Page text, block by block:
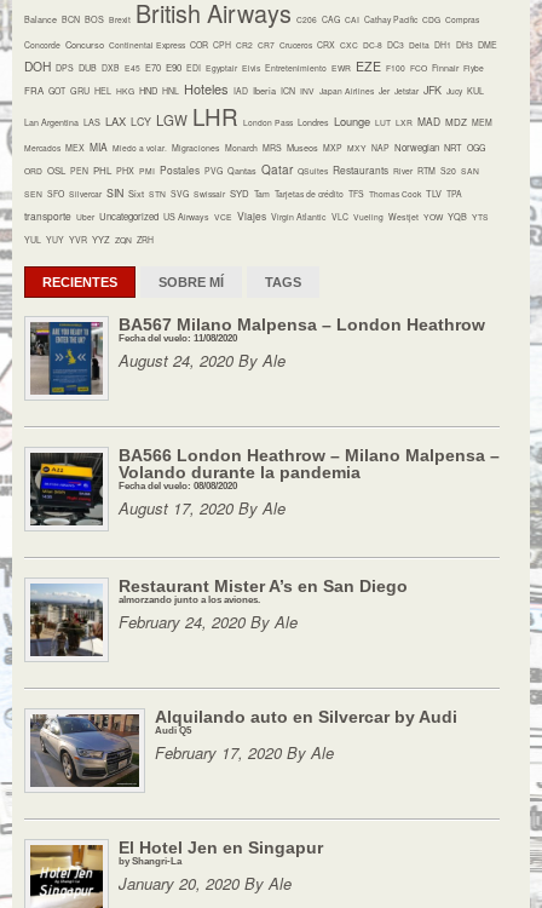
Balance BCN BOS Brexit British Airways C206 CAG CAI Cathay Pacific CDG Compras
Concorde Concurso Continental Express COR CPH CR2 CR7 Cruceros CRX CXC DC-8 DC3 Delta DH1 DH3 DME
DOH DPS DUB DXB E45 E70 E90 EDI Egyptair Elvis Entretenimiento EWR EZE F100 FCO Finnair Flybe
FRA GOT GRU HEL HKG HND HNL Hoteles IAD Iberia ICN INV Japan Airlines Jer Jetstar JFK Jucy KUL
Lan Argentina LAS LAX LCY LGW LHR London Pass Londres Lounge LUT LXR MAD MDZ MEM
Mercados MEX MIA Miedo a volar. Migraciones Monarch MRS Museos MXP MXY NAP Norwegian NRT OGG
ORD OSL PEN PHL PHX PMI Postales PVG Qantas Qatar QSuites Restaurants River RTM S20 SAN
SEN SFO Silvercar SIN Sixt STN SVG Swissair SYD Tam Tarjetas de crédito TFS Thomas Cook TLV TPA
transporte Uber Uncategorized US Airways VCE Viajes Virgin Atlantic VLC Vueling Westjet YOW YQB YTS
YUL YUY YVR YYZ ZQN ZRH
RECIENTES SOBRE MÍ TAGS
BA567 Milano Malpensa – London Heathrow
Fecha del vuelo: 11/08/2020
August 24, 2020 By Ale
BA566 London Heathrow – Milano Malpensa –
Volando durante la pandemia
Fecha del vuelo: 08/08/2020
August 17, 2020 By Ale
Restaurant Mister A’s en San Diego
almorzando junto a los aviones.
February 24, 2020 By Ale
Alquilando auto en Silvercar by Audi
Audi Q5
February 17, 2020 By Ale
El Hotel Jen en Singapur
by Shangri-La
January 20, 2020 By Ale